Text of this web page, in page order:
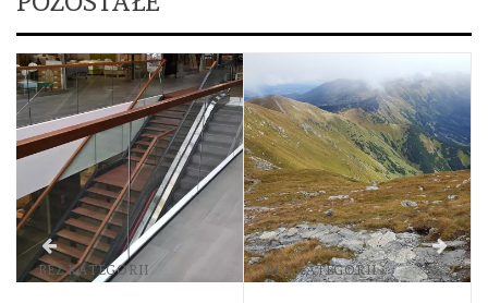
BEZ KATEGORII BEZ KATEGORII